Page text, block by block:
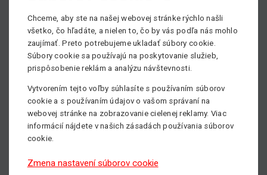
Min. nosnosť
200 kg
Pohon
Elektrický
Chceme, aby ste na našej webovej stránke rýchlo našli
všetko, čo hľadáte, a nielen to, čo by vás podľa nás mohlo
zaujímať. Preto potrebujeme ukladať súbory cookie.
Súbory cookie sa používajú na poskytovanie služieb,
prispôsobenie reklám a analýzu návštevnosti.
Vytvorením tejto voľby súhlasíte s používaním súborov
cookie a s používaním údajov o vašom správaní na
webovej stránke na zobrazovanie cielenej reklamy. Viac
informácií nájdete v našich zásadách používania súborov
cookie.
Zmena nastavení súborov cookie